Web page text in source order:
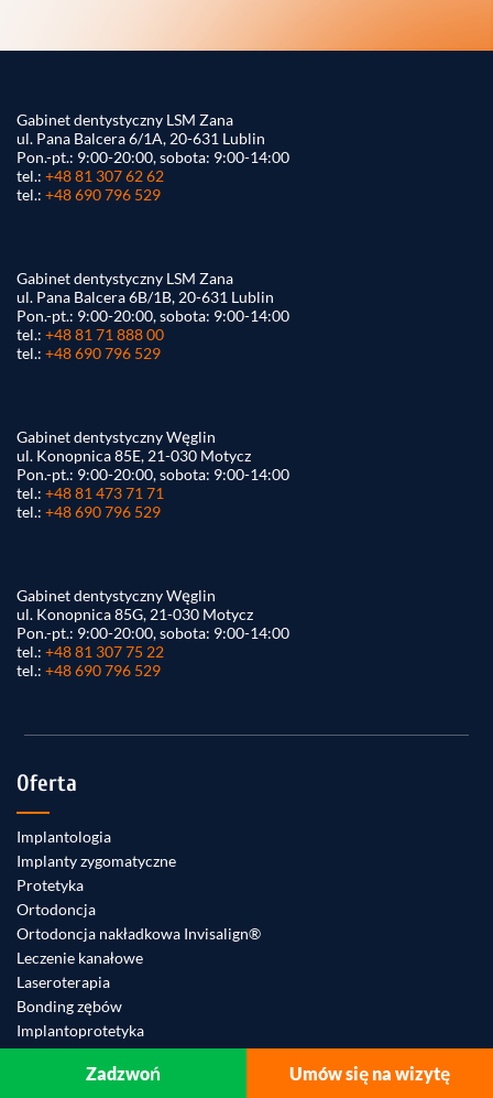
Zadzwoń Umów się na wizytę
Gabinet dentystyczny LSM Zana
ul. Pana Balcera 6/1A, 20-631 Lublin
Pon.-pt.: 9:00-20:00, sobota: 9:00-14:00
tel.: +48 81 307 62 62
tel.: +48 690 796 529
Gabinet dentystyczny LSM Zana
ul. Pana Balcera 6B/1B, 20-631 Lublin
Pon.-pt.: 9:00-20:00, sobota: 9:00-14:00
tel.: +48 81 71 888 00
tel.: +48 690 796 529
Gabinet dentystyczny Węglin
ul. Konopnica 85E, 21-030 Motycz
Pon.-pt.: 9:00-20:00, sobota: 9:00-14:00
tel.: +48 81 473 71 71
tel.: +48 690 796 529
Gabinet dentystyczny Węglin
ul. Konopnica 85G, 21-030 Motycz
Pon.-pt.: 9:00-20:00, sobota: 9:00-14:00
tel.: +48 81 307 75 22
tel.: +48 690 796 529
Oferta
Implantologia
Implanty zygomatyczne
Protetyka
Ortodoncja
Ortodoncja nakładkowa Invisalign®
Leczenie kanałowe
Laseroterapia
Bonding zębów
Implantoprotetyka
Chirurgia stomatologiczna, szczękowa